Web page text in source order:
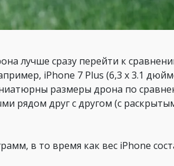
лучше сразу перейти к
iPhone 7 Plus (6,3 x 3.1
размеры дрона по
рядом друг с другом (с
в то время как вес iPhone